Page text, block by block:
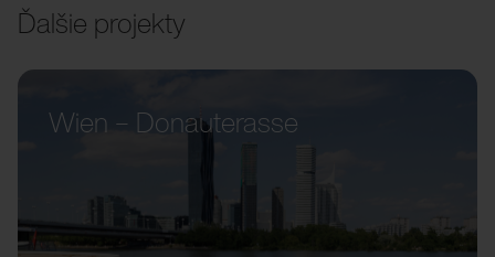
Ďalšie projekty
Wien – Donauterasse